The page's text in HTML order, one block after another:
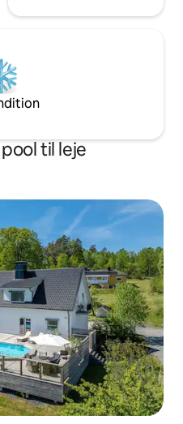
til leje